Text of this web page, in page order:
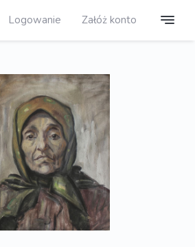
Logowanie Załóż konto